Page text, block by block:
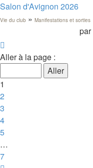
Salon d'Avignon 2026
Vie du club » Manifestations et sorties
par
1
7
Aller à la page :
1
2
3
4
5
…
7